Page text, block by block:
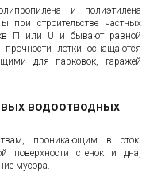
и полиэтилена
при строительстве частных
П или U и бывают разной
лотки оснащаются
для парковок, гаражей
водоотводных
проникающим в сток.
поверхности стенок и дна,
мусора.